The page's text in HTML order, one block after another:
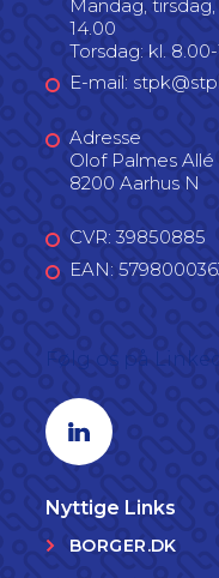
Mandag,
14.00
Torsdag: kl.
E-mail:
Adresse
Olof Palmes Allé
8200 Aarhus N
CVR: 39850885
EAN:
Linkedin profil
Nyttige Links
BORGER.DK